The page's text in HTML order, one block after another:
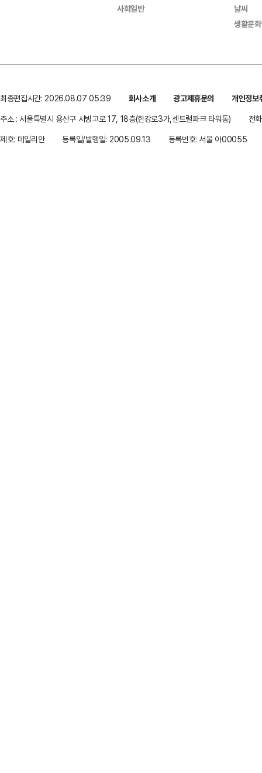
사회일반
날씨
생활문
최종편집시간: 2026.08.07 05:39 회사소개 광고제휴문의
개인정보
주소 : 서울특별시 용산구 서빙고로 17, 18층(한강로3가,센트럴파크 타워동)
전
제호: 데일리안
등록일/발행일: 2005.09.13 등록번호: 서울 아00055